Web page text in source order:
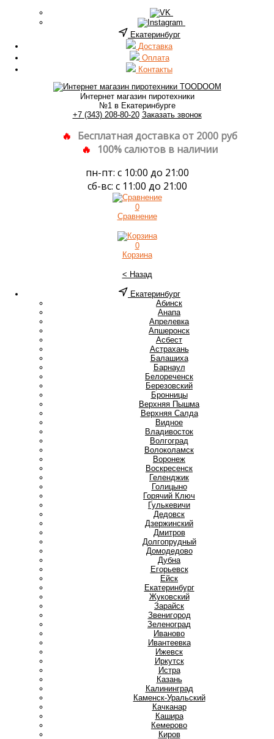
Екатеринбург
Доставка
Оплата
Контакты
Интернет магазин пиротехники
№1 в Екатеринбурге
+7 (343) 208-80-20 Заказать звонок
Бесплатная доставка от 2000 руб
100% салютов в наличии
пн-пт: с 10:00 до 21:00
сб-вс: с 11:00 до 21:00
0
Сравнение
0
Корзина
< Назад
Екатеринбург
Абинск
Анапа
Апрелевка
Апшеронск
Асбест
Астрахань
Балашиха
Барнаул
Белореченск
Березовский
Бронницы
Верхняя Пышма
Верхняя Салда
Видное
Владивосток
Волгоград
Волоколамск
Воронеж
Воскресенск
Геленджик
Голицыно
Горячий Ключ
Гулькевичи
Дедовск
Дзержинский
Дмитров
Долгопрудный
Домодедово
Дубна
Егорьевск
Ейск
Екатеринбург
Жуковский
Зарайск
Звенигород
Зеленоград
Иваново
Ивантеевка
Ижевск
Иркутск
Истра
Казань
Калининград
Каменск-Уральский
Качканар
Кашира
Кемерово
Киров